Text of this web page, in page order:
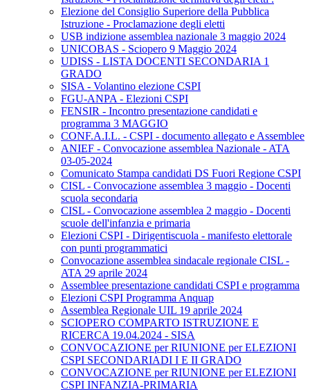
Elezione del Consiglio Superiore della Pubblica
Istruzione - Proclamazione degli eletti
USB indizione assemblea nazionale 3 maggio 2024
UNICOBAS - Sciopero 9 Maggio 2024
UDISS - LISTA DOCENTI SECONDARIA 1
GRADO
SISA - Volantino elezione CSPI
FGU-ANPA - Elezioni CSPI
FENSIR - Incontro presentazione candidati e
programma 3 MAGGIO
CONF.A.I.L. - CSPI - documento allegato e Assemblee
ANIEF - Convocazione assemblea Nazionale - ATA
03-05-2024
Comunicato Stampa candidati DS Fuori Regione CSPI
CISL - Convocazione assemblea 3 maggio - Docenti
scuola secondaria
CISL - Convocazione assemblea 2 maggio - Docenti
scuole dell'infanzia e primaria
Elezioni CSPI - Dirigentiscuola - manifesto elettorale
con punti programmatici
Convocazione assemblea sindacale regionale CISL -
ATA 29 aprile 2024
Assemblee presentazione candidati CSPI e programma
Elezioni CSPI Programma Anquap
Assemblea Regionale UIL 19 aprile 2024
SCIOPERO COMPARTO ISTRUZIONE E
RICERCA 19.04.2024 - SISA
CONVOCAZIONE per RIUNIONE per ELEZIONI
CSPI SECONDARIADI I E II GRADO
CONVOCAZIONE per RIUNIONE per ELEZIONI
CSPI INFANZIA-PRIMARIA